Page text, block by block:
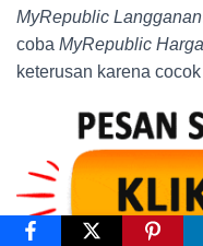
MyRepublic Langganan
coba MyRepublic
keterusan karena